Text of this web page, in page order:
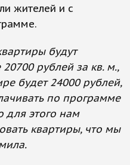
жителей и с
будут
рублей за кв. м.,
будет 24000 рублей,
по программе
для этого нам
квартиры, что мы